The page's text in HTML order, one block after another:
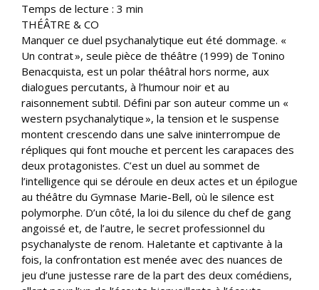
Temps de lecture : 3 min
THÉÂTRE & CO
Manquer ce duel psychanalytique eut été dommage. «
Un contrat », seule pièce de théâtre (1999) de Tonino
Benacquista, est un polar théâtral hors norme, aux
dialogues percutants, à l’humour noir et au
raisonnement subtil. Défini par son auteur comme un «
western psychanalytique », la tension et le suspense
montent crescendo dans une salve ininterrompue de
répliques qui font mouche et percent les carapaces des
deux protagonistes. C’est un duel au sommet de
l’intelligence qui se déroule en deux actes et un épilogue
au théâtre du Gymnase Marie-Bell, où le silence est
polymorphe. D’un côté, la loi du silence du chef de gang
angoissé et, de l’autre, le secret professionnel du
psychanalyste de renom. Haletante et captivante à la
fois, la confrontation est menée avec des nuances de
jeu d’une justesse rare de la part des deux comédiens,